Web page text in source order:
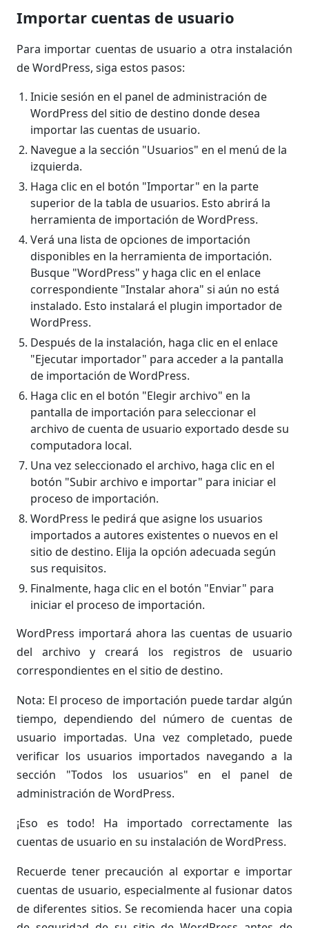
Importar cuentas de usuario
Para importar cuentas de usuario a otra instalación
de WordPress, siga estos pasos:
Inicie sesión en el panel de administración de
WordPress del sitio de destino donde desea
importar las cuentas de usuario.
Navegue a la sección "Usuarios" en el menú de la
izquierda.
Haga clic en el botón "Importar" en la parte
superior de la tabla de usuarios. Esto abrirá la
herramienta de importación de WordPress.
Verá una lista de opciones de importación
disponibles en la herramienta de importación.
Busque "WordPress" y haga clic en el enlace
correspondiente "Instalar ahora" si aún no está
instalado. Esto instalará el plugin importador de
WordPress.
Después de la instalación, haga clic en el enlace
"Ejecutar importador" para acceder a la pantalla
de importación de WordPress.
Haga clic en el botón "Elegir archivo" en la
pantalla de importación para seleccionar el
archivo de cuenta de usuario exportado desde su
computadora local.
Una vez seleccionado el archivo, haga clic en el
botón "Subir archivo e importar" para iniciar el
proceso de importación.
WordPress le pedirá que asigne los usuarios
importados a autores existentes o nuevos en el
sitio de destino. Elija la opción adecuada según
sus requisitos.
Finalmente, haga clic en el botón "Enviar" para
iniciar el proceso de importación.
WordPress importará ahora las cuentas de usuario
del archivo y creará los registros de usuario
correspondientes en el sitio de destino.
Nota: El proceso de importación puede tardar algún
tiempo, dependiendo del número de cuentas de
usuario importadas. Una vez completado, puede
verificar los usuarios importados navegando a la
sección "Todos los usuarios" en el panel de
administración de WordPress.
¡Eso es todo! Ha importado correctamente las
cuentas de usuario en su instalación de WordPress.
Recuerde tener precaución al exportar e importar
cuentas de usuario, especialmente al fusionar datos
de diferentes sitios. Se recomienda hacer una copia